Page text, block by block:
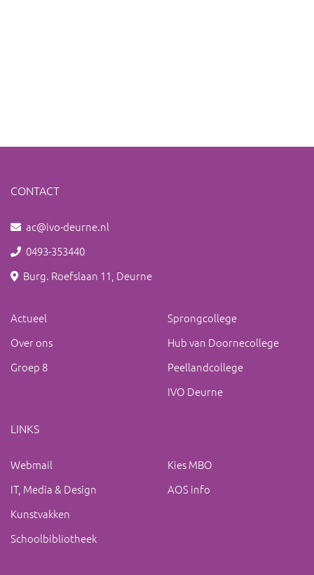
CONTACT
ac@ivo-deurne.nl
0493-353440
Burg. Roefslaan 11, Deurne
Actueel
Over ons
Groep 8
Sprongcollege
Hub van Doornecollege
Peellandcollege
IVO Deurne
LINKS
Webmail
IT, Media & Design
Kunstvakken
Schoolbibliotheek
Kies MBO
AOS info